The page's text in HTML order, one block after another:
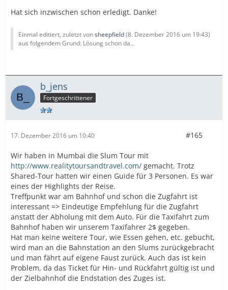
Hat sich inzwischen schon erledigt. Danke!
Einmal editiert, zuletzt vonsheepfield(8. Dezember 2016 um 19:43)
aus folgendem Grund: Lösung schon da...
b_jens
Fortgeschrittener
17. Dezember 2016 um 10:40 #165
Wir haben in Mumbai die Slum Tour mit
http://www.realitytoursandtravel.com/ gemacht. Trotz
Shared-Tour hatten wir einen Guide für 3 Personen. Es war
eines der Highlights der Reise.
Treffpunkt war am Bahnhof und schon die Zugfahrt ist
interessant => Eindeutige Empfehlung für die Zugfahrt
anstatt der Abholung mit dem Auto. Für die Taxifahrt zum
Bahnhof haben wir unserem Taxifahrer 2$ gegeben.
Hat man keine weitere Tour, wie Essen gehen, etc. gebucht,
wird man an die Bahnstation an den Slums zurückgebracht
und man fährt auf eigene Faust zurück. Auch das ist kein
Problem, da das Ticket für Hin- und Rückfahrt gültig ist und
der Zielbahnhof die Endstation des Zuges ist.